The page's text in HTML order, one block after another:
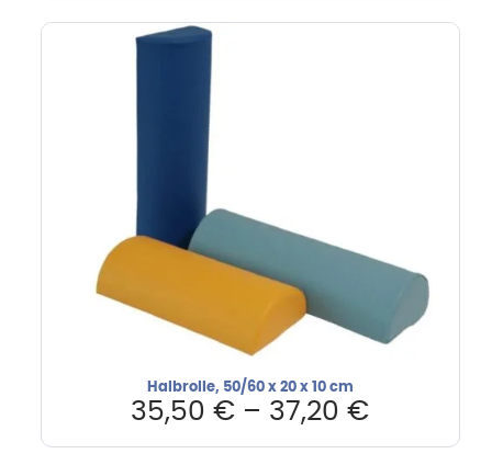
Halbrolle, 50/60 x 20 x 10 cm
35,50€ – 37,20€